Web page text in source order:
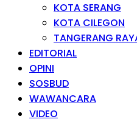
KOTA SERANG
KOTA CILEGON
TANGERANG
EDITORIAL
OPINI
SOSBUD
WAWANCARA
VIDEO